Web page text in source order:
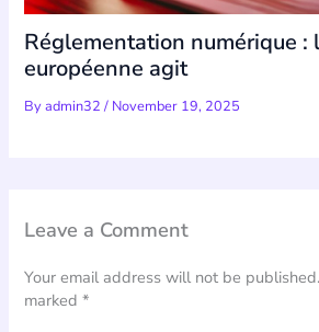
Réglementation numérique :
européenne agit
Byadmin32/ November 19, 2025
Leave a Comment
Your email address will not be published.
marked*